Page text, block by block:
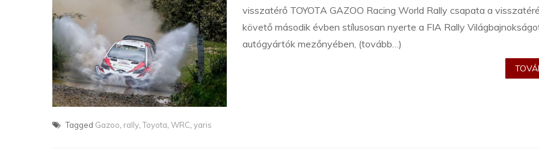
visszatérő TOYOTA GAZOO Racing World Rally csapata a
követő második évben stílusosan nyerte a FIA Rally
autógyártók mezőnyében, (tovább…)
Tagged Gazoo rally ,Toyota WRC yaris